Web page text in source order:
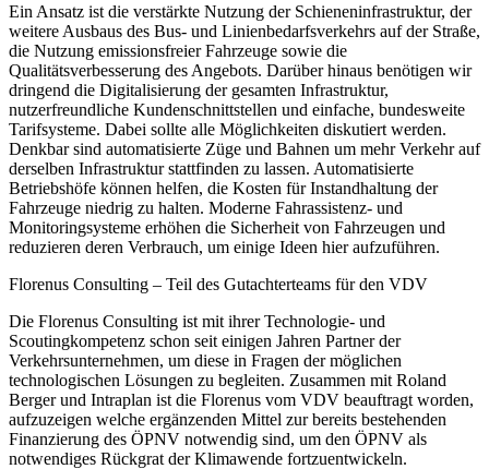
Ein Ansatz ist die verstärkte Nutzung der Schieneninfrastruktur, der
weitere Ausbaus des Bus- und Linienbedarfsverkehrs auf der Straße,
die Nutzung emissionsfreier Fahrzeuge sowie die
Qualitätsverbesserung des Angebots. Darüber hinaus benötigen wir
dringend die Digitalisierung der gesamten Infrastruktur,
nutzerfreundliche Kundenschnittstellen und einfache, bundesweite
Tarifsysteme. Dabei sollte alle Möglichkeiten diskutiert werden.
Denkbar sind automatisierte Züge und Bahnen um mehr Verkehr auf
derselben Infrastruktur stattfinden zu lassen. Automatisierte
Betriebshöfe können helfen, die Kosten für Instandhaltung der
Fahrzeuge niedrig zu halten. Moderne Fahrassistenz- und
Monitoringsysteme erhöhen die Sicherheit von Fahrzeugen und
reduzieren deren Verbrauch, um einige Ideen hier aufzuführen.
Florenus Consulting – Teil des Gutachterteams für den VDV
Die Florenus Consulting ist mit ihrer Technologie- und
Scoutingkompetenz schon seit einigen Jahren Partner der
Verkehrsunternehmen, um diese in Fragen der möglichen
technologischen Lösungen zu begleiten. Zusammen mit Roland
Berger und Intraplan ist die Florenus vom VDV beauftragt worden,
aufzuzeigen welche ergänzenden Mittel zur bereits bestehenden
Finanzierung des ÖPNV notwendig sind, um den ÖPNV als
notwendiges Rückgrat der Klimawende fortzuentwickeln.